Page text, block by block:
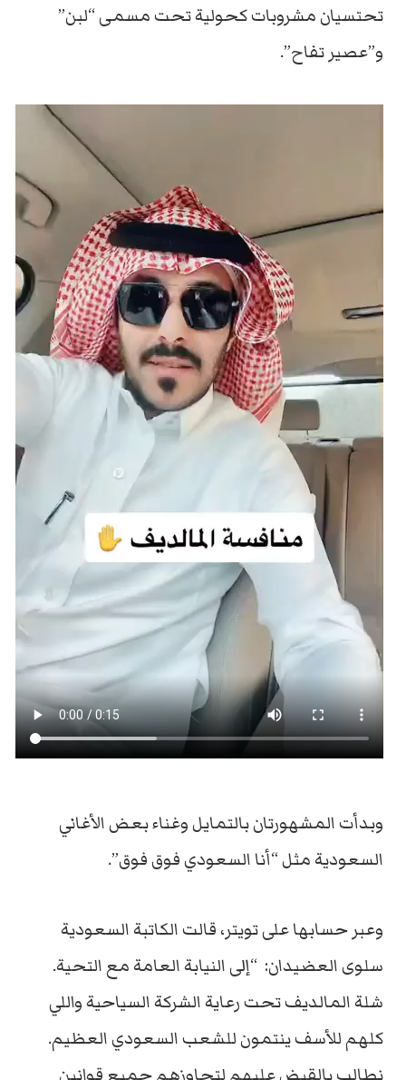
تحتسيان مشروبات كحولية تحت مسمى “لبن”
و”عصير تفاح”.
وبدأت المشهورتان بالتمايل وغناء بعض الأغاني
السعودية مثل “أنا السعودي فوق فوق”.
وعبر حسابها على تويتر، قالت الكاتبة السعودية
سلوى العضيدان: “إلى النيابة العامة مع التحية.
شلة المالديف تحت رعاية الشركة السياحية واللي
كلهم للأسف ينتمون للشعب السعودي العظيم.
نطالب بالقبض عليهم لتجاوزهم جميع قوانين